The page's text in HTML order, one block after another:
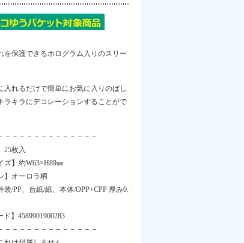
を保護できるホログラム入りのスリー
入れるだけで簡単にお気に入りのぱし
ラキラにデコレーションすることがで
－－－－－－－－－－－－－
25枚入
ズ】約W63×H89㎜
】オーロラ柄
装/PP、台紙/紙、本体/OPP+CPP 厚み0.
ド】4589901900283
－－－－－－－－－－－－－